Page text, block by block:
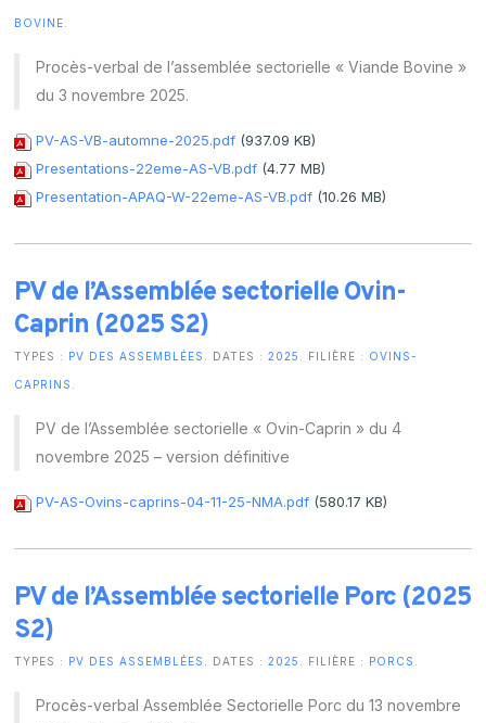
BOVINE
Procès-verbal de l’assemblée sectorielle « Viande Bovine »
du 3 novembre 2025.
PV-AS-VB-automne-2025.pdf (937.09 KB)
Presentations-22eme-AS-VB.pdf (4.77 MB)
Presentation-APAQ-W-22eme-AS-VB.pdf (10.26 MB)
PV de l’Assemblée sectorielle Ovin-
Caprin (2025 S2)
TYPES : PV DES ASSEMBLÉES . DATES :2025 . FILIÈRE : OVINS-
CAPRINS
PV de l’Assemblée sectorielle « Ovin-Caprin » du 4
novembre 2025 – version définitive
PV-AS-Ovins-caprins-04-11-25-NMA.pdf (580.17 KB)
PV de l’Assemblée sectorielle Porc (2025
S2)
TYPES : PV DES ASSEMBLÉES . DATES :2025 . FILIÈRE : PORCS
Procès-verbal Assemblée Sectorielle Porc du 13 novembre